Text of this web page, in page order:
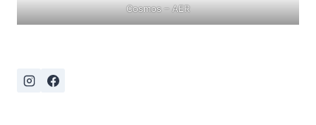
Cosmos – AER